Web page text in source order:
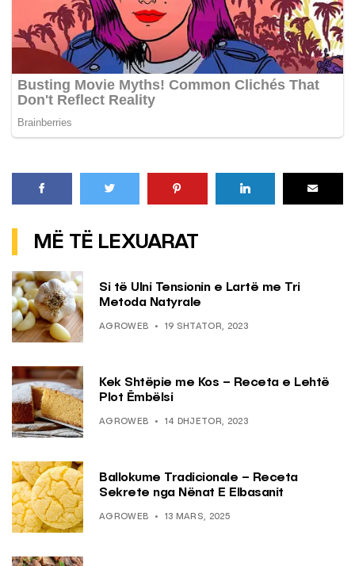
MË TË LEXUARAT
Si të Ulni Tensionin e Lartë me Tri
Metoda Natyrale
AGROWEB 19 SHTATOR, 2023
Kek Shtëpie me Kos – Receta e Lehtë
Plot Ëmbëlsi
AGROWEB 14 DHJETOR, 2023
Ballokume Tradicionale – Receta
Sekrete nga Nënat E Elbasanit
AGROWEB 13 MARS, 2025